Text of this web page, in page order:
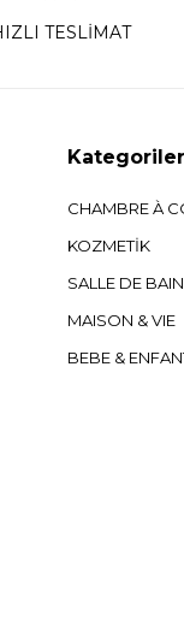
TESLİMAT
Kategoriler
CHAMBRE À
KOZMETİK
SALLE DE BAIN
MAISON & VIE
BEBE &